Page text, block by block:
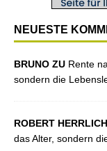
NEUESTE
BRUNO ZU Rente
sondern die
ROBERT
das Alter, sondern